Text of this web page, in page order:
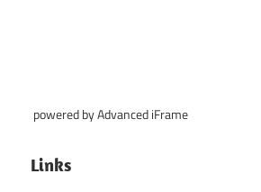
powered by Advanced iFrame
Links